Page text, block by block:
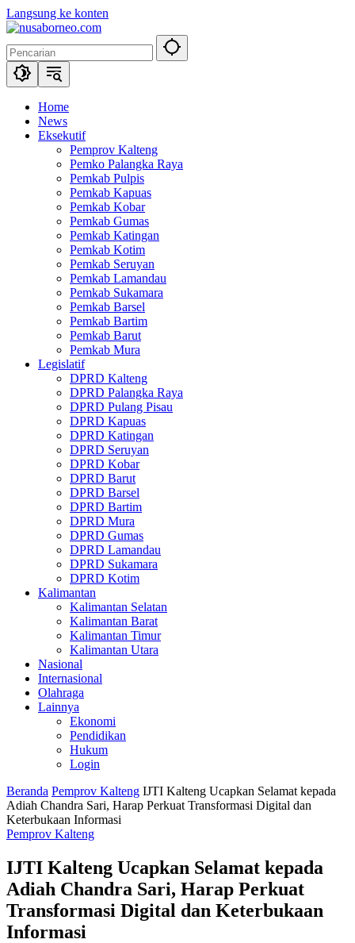
Langsung ke konten
Home
News
Eksekutif
Pemprov Kalteng
Pemko Palangka Raya
Pemkab Pulpis
Pemkab Kapuas
Pemkab Kobar
Pemkab Gumas
Pemkab Katingan
Pemkab Kotim
Pemkab Seruyan
Pemkab Lamandau
Pemkab Sukamara
Pemkab Barsel
Pemkab Bartim
Pemkab Barut
Pemkab Mura
Legislatif
DPRD Kalteng
DPRD Palangka Raya
DPRD Pulang Pisau
DPRD Kapuas
DPRD Katingan
DPRD Seruyan
DPRD Kobar
DPRD Barut
DPRD Barsel
DPRD Bartim
DPRD Mura
DPRD Gumas
DPRD Lamandau
DPRD Sukamara
DPRD Kotim
Kalimantan
Kalimantan Selatan
Kalimantan Barat
Kalimantan Timur
Kalimantan Utara
Nasional
Internasional
Olahraga
Lainnya
Ekonomi
Pendidikan
Hukum
Login
Beranda Pemprov Kalteng IJTI Kalteng Ucapkan Selamat kepada
Adiah Chandra Sari, Harap Perkuat Transformasi Digital dan
Keterbukaan Informasi
Pemprov Kalteng
IJTI Kalteng Ucapkan Selamat kepada
Adiah Chandra Sari, Harap Perkuat
Transformasi Digital dan Keterbukaan
Informasi